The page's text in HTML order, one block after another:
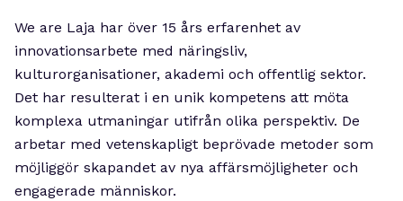
We are Laja har över 15 års erfarenhet av
innovationsarbete med näringsliv,
kulturorganisationer, akademi och offentlig sektor.
Det har resulterat i en unik kompetens att möta
komplexa utmaningar utifrån olika perspektiv. De
arbetar med vetenskapligt beprövade metoder som
möjliggör skapandet av nya affärsmöjligheter och
engagerade människor.